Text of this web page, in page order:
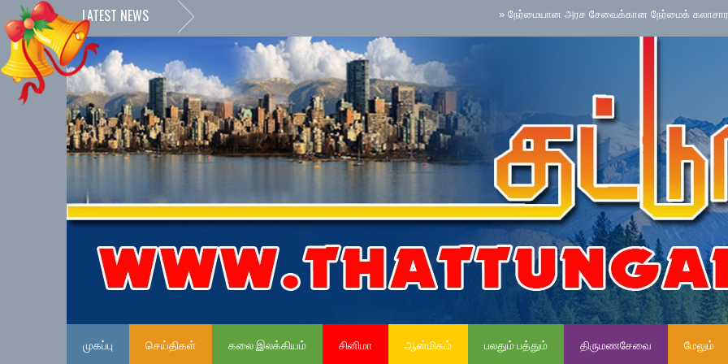
LATEST NEWS நேர்மையான அரச சேவைக்கான நேர்மைக் கலாசாரம் தேசிய
முகப்பு செய்திகள் கலை இலக்கியம் சினிமா ஆன்மிகம் பலதும் பத்தும் திருமணசேவை மேலும்